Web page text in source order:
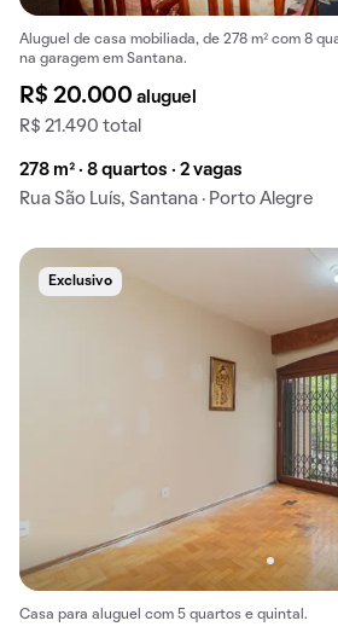
Aluguel de casa mobiliada, de 278 m² com 8
na garagem em Santana.
R$ 20.000aluguel
R$ 21.490 total
278 m² · 8 quartos · 2 vagas
Rua São Luís, Santana · Porto Alegre
Exclusivo
Casa para aluguel com 5 quartos e quintal.